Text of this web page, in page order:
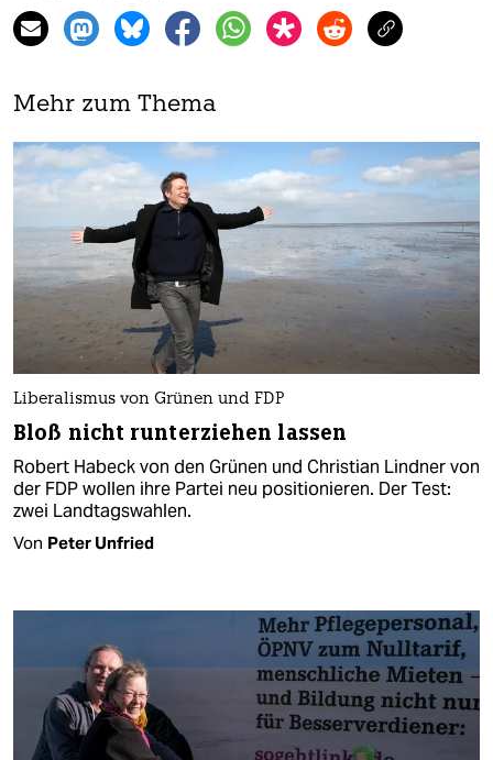
Mehr zum Thema
Liberalismus von Grünen und FDP
Bloß nicht runterziehen lassen
Robert Habeck von den Grünen und Christian Lindner von
der FDP wollen ihre Partei neu positionieren. Der Test:
zwei Landtagswahlen.
Von Peter Unfried